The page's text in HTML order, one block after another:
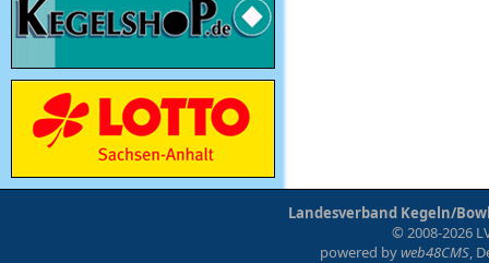
Landesverband Kegeln/
© 2008-2026
powered byweb48CMS ,